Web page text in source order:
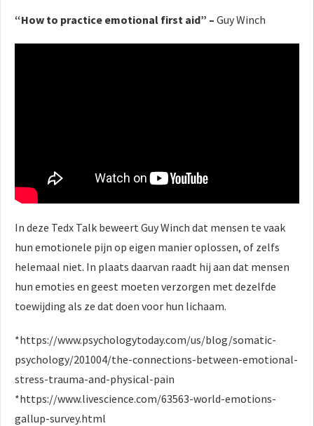
“How to practice emotional first aid” – Guy Winch
In deze Tedx Talk beweert Guy Winch dat mensen te vaak
hun emotionele pijn op eigen manier oplossen, of zelfs
helemaal niet. In plaats daarvan raadt hij aan dat mensen
hun emoties en geest moeten verzorgen met dezelfde
toewijding als ze dat doen voor hun lichaam.
*https://www.psychologytoday.com/us/blog/somatic-
psychology/201004/the-connections-between-emotional-
stress-trauma-and-physical-pain
*https://www.livescience.com/63563-world-emotions-
gallup-survey.html